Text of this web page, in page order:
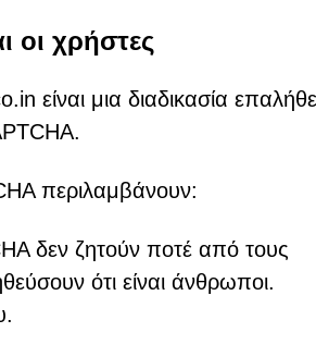
οι χρήστες
είναι μια διαδικασία
περιλαμβάνουν:
δεν ζητούν ποτέ από τους
ότι είναι άνθρωποι.